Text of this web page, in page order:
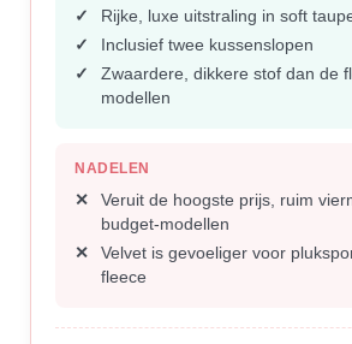
Rijke, luxe uitstraling in soft
Inclusief twee kussenslopen
Zwaardere, dikkere stof dan de
modellen
NADELEN
Veruit de hoogste prijs, ruim
budget-modellen
Velvet is gevoeliger voor
fleece